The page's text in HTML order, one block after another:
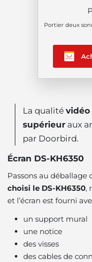
Portier deux
La qualité vidéo
supérieur aux
par Doorbird.
Écran DS-KH6350
Passons au déballage
choisi le DS-KH6350,
et l’écran est fourni
un support mural
une notice
des visses
des cables de